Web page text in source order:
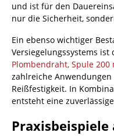
und ist für den
nur die Sicherheit,
Ein ebenso wichtiger
Versiegelungssystems ist
Plombendraht, Spule 200
zahlreiche
Reißfestigkeit. In
entsteht eine